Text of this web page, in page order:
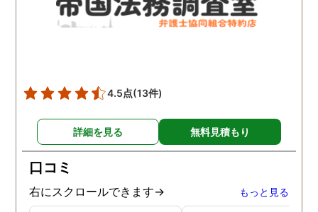
4.5点(13件)
詳細を見る 無料見積もり
口コミ
右にスクロールできます→ もっと見る